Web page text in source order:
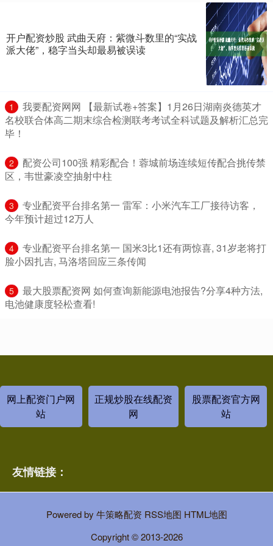
开户配资炒股 武曲天府：紫微斗数里的“实战
派大佬”，稳字当头却最易被误读
1
​我要配资网网 【最新试卷+答案】1月26日湖南炎德英才
名校联合体高二期末综合检测联考考试全科试题及解析汇总完
毕！
2
​配资公司100强 精彩配合！蓉城前场连续短传配合挑传禁
区，韦世豪凌空抽射中柱
3
​专业配资平台排名第一 雷军：小米汽车工厂接待访客，
今年预计超过12万人
4
​专业配资平台排名第一 国米3比1还有两惊喜, 31岁老将打
脸小因扎吉, 马洛塔回应三条传闻
5
​最大股票配资网 如何查询新能源电池报告?分享4种方法,
电池健康度轻松查看!
网上配资门户网
站
正规炒股在线配资
网
股票配资官方网
站
友情链接：
Powered by 牛策略配资 RSS地图 HTML地图
Copyright© 2013-2026